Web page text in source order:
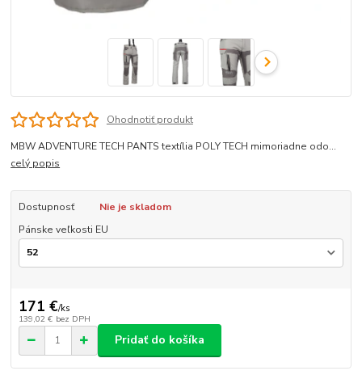
Ohodnotiť produkt
MBW ADVENTURE TECH PANTS textília POLY TECH mimoriadne odo...
celý popis
Dostupnosť
Nie je skladom
Pánske veľkosti EU
171 €/ks
139,02 € bez DPH
Pridať do košíka